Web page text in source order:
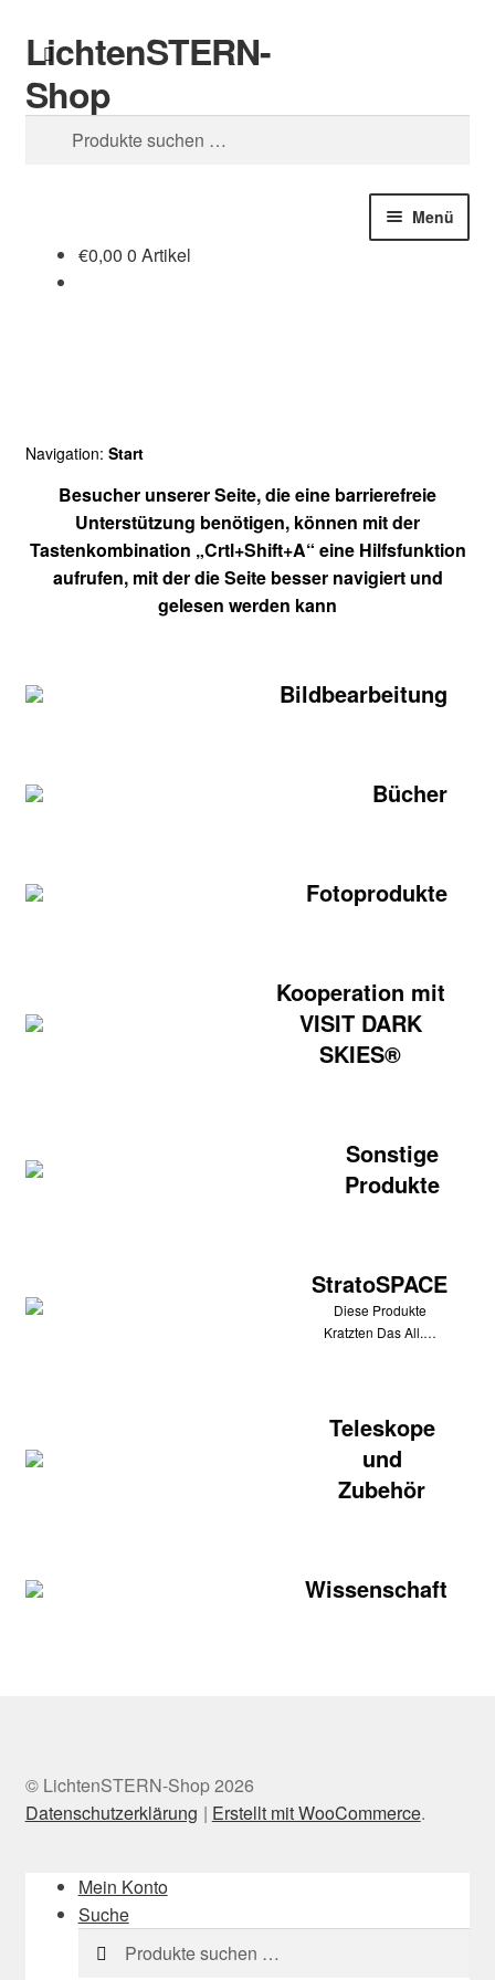
Zur
Navigation
springen
Zum
Inhalt
springen
LichtenSTERN-
Shop
Suchen
Suchen
Menü
€0,00 0 Artikel
Navigation: Start
Besucher unserer Seite, die eine barrierefreie
Unterstützung benötigen, können mit der
Tastenkombination „Crtl+Shift+A“ eine Hilfsfunktion
aufrufen, mit der die Seite besser navigiert und
gelesen werden kann
Bildbearbeitung
Bücher
Fotoprodukte
Kooperation mit
VISIT DARK
SKIES®
Sonstige
Produkte
StratoSPACE
Diese Produkte
Kratzten Das All.…
Teleskope
und
Zubehör
Wissenschaft
© LichtenSTERN-Shop 2026
Datenschutzerklärung
Erstellt mit WooCommerce.
Mein Konto
Suche
Suchen
nach:
Suchen